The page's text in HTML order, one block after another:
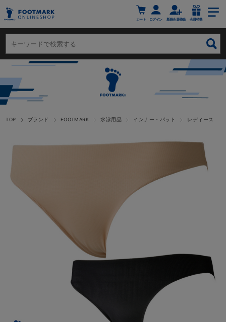
カート ログイン 新規会員登録 会員特典
TOP ブランド FOOTMARK 水泳用品 インナー・パット レディース